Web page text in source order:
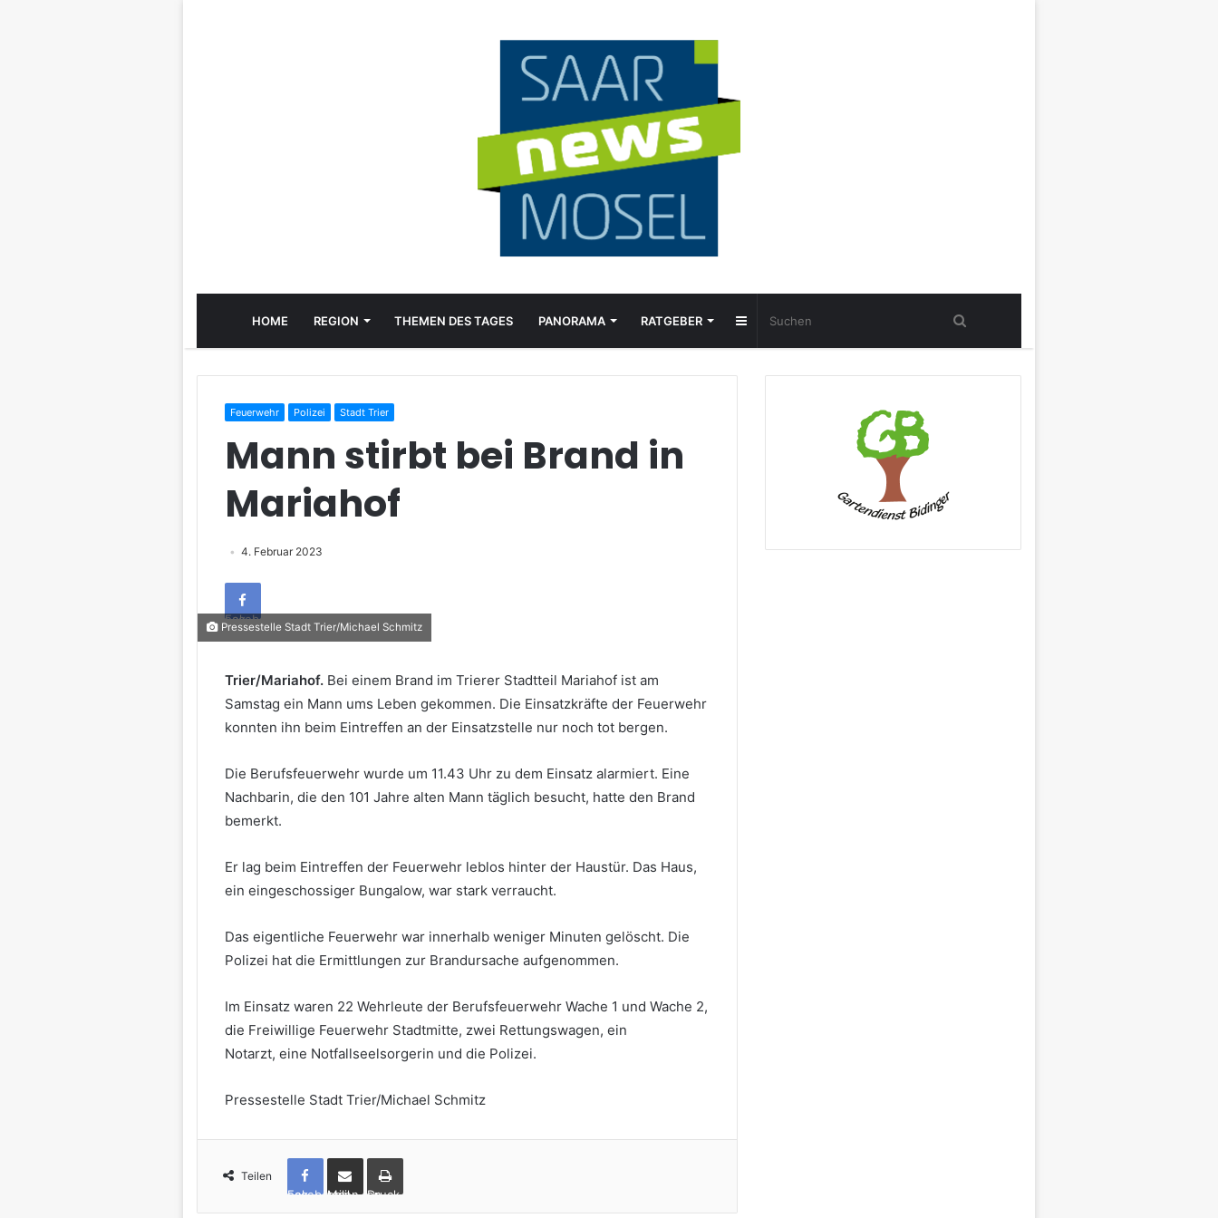
HOME REGION THEMEN DES TAGES PANORAMA RATGEBER Sidebar
Feuerwehr Polizei Stadt Trier
Mann stirbt bei Brand in
Mariahof
4. Februar 2023
Facebook
Pressestelle Stadt Trier/Michael Schmitz
Trier/Mariahof.Bei einem Brand im Trierer Stadtteil Mariahof ist am
Samstag ein Mann ums Leben gekommen. Die Einsatzkräfte der Feuerwehr
konnten ihn beim Eintreffen an der Einsatzstelle nur noch tot bergen.
Die Berufsfeuerwehr wurde um 11.43 Uhr zu dem Einsatz alarmiert. Eine
Nachbarin, die den 101 Jahre alten Mann täglich besucht, hatte den Brand
bemerkt.
Er lag beim Eintreffen der Feuerwehr leblos hinter der Haustür. Das Haus,
ein eingeschossiger Bungalow, war stark verraucht.
Das eigentliche Feuerwehr war innerhalb weniger Minuten gelöscht. Die
Polizei hat die Ermittlungen zur Brandursache aufgenommen.
Im Einsatz waren 22 Wehrleute der Berufsfeuerwehr Wache 1 und Wache 2,
die Freiwillige Feuerwehr Stadtmitte, zwei Rettungswagen, ein
Notarzt, eine Notfallseelsorgerin und die Polizei.
Pressestelle Stadt Trier/Michael Schmitz
Teilen
Facebook per Mail teilen Drucken